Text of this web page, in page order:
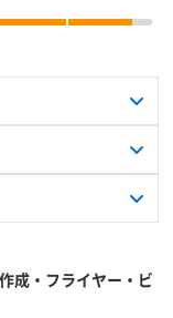
成・フライヤー・ビ